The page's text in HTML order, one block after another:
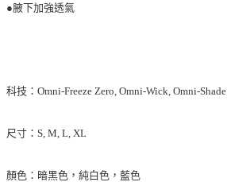
●腋下加強透氣
科技：Omni-Freeze Zero, Omni-Wick, Omni-Shade
尺寸：S, M, L, XL
顏色：暗黑色，純白色，藍色